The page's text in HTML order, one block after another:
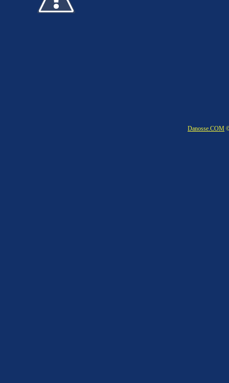
Danosse.COM